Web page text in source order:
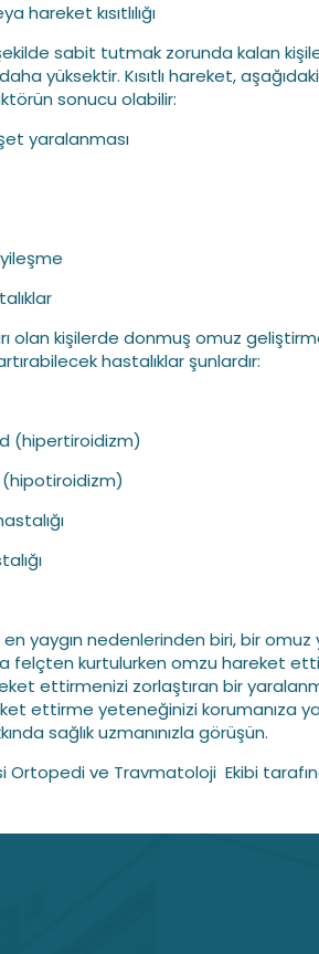
hareket kısıtlılığı
şekilde sabit tutmak zorunda kalan
yüksektir. Kısıtlı hareket,
sonucu olabilir:
yaralanması
olan kişilerde donmuş omuz
hastalıklar şunlardır:
(hipertiroidizm)
yaygın nedenlerinden biri, bir omuz
felçten kurtulurken omzu hareket
ettirmenizi zorlaştıran bir
ettirme yeteneğinizi korumanıza
sağlık uzmanınızla görüşün.
Ortopedi ve Travmatoloji Ekibi